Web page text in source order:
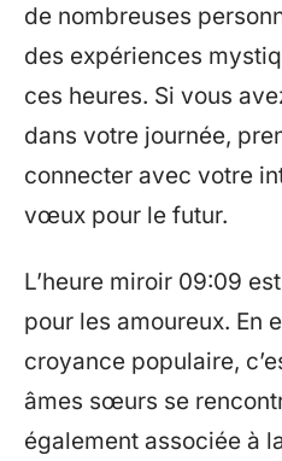
de nombreuses
des expériences
ces heures. Si vous
dans votre journée,
connecter avec votre
vœux pour le futur.
L’heure miroir 09:09
pour les amoureux. En
croyance populaire,
âmes sœurs se
également associée à